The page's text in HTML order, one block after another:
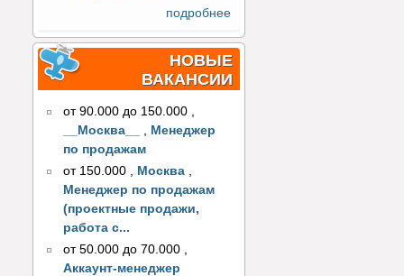
подробнее
НОВЫЕ
ВАКАНСИИ
от 90.000 до 150.000 ,
__Москва__
, Менеджер
по продажам
от 150.000
Москва
Менеджер по продажам
(проектные продажи,
работа с...
от 50.000 до 70.000
Аккаунт-менеджер